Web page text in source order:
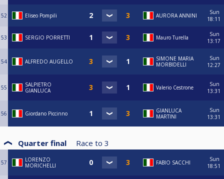
52 Eliseo Pompili AURORA ANNINI
Sun
18:11
53 SERGIO PORRETTI Mauro Turella
Sun
13:17
54 ALFREDO AUGELLO
SIMONE MARIA
MORBIDELLI
Sun
12:27
55
SALPIETRO
GIANLUCA
Valerio Cestrone
Sun
13:31
56 Giordano Piccinno
GIANLUCA
MARTINI
Sun
13:31
Quarter final Race to 3
57
LORENZO
MORICHELLI
FABIO SACCHI
Sun
18:51